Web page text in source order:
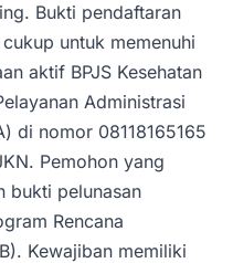
Bukti pendaftaran
untuk memenuhi
aktif BPJS Kesehatan
Administrasi
di nomor 08118165165
Pemohon yang
bukti pelunasan
Rencana
Kewajiban memiliki